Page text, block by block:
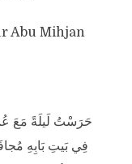
Abu Mihjan
حَرَسْتُ لَيلَةً مَعَ
فِي بَيتِ بَابِهِ